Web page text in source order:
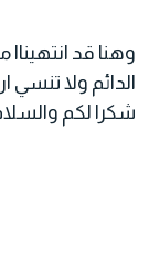
وهنا قد انتهيناا
الدائم ولا تنسي
شكرا لكم